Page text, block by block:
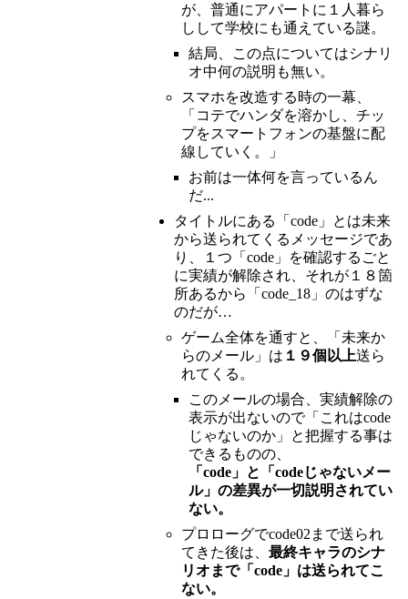
が、普通にアパートに１人暮ら
しして学校にも通えている謎。
結局、この点についてはシナリ
オ中何の説明も無い。
スマホを改造する時の一幕、
「コテでハンダを溶かし、チッ
プをスマートフォンの基盤に配
線していく。」
お前は一体何を言っているん
だ...
タイトルにある「code」とは未来
から送られてくるメッセージであ
り、１つ「code」を確認するごと
に実績が解除され、それが１８箇
所あるから「code_18」のはずな
のだが…
ゲーム全体を通すと、「未来か
らのメール」は １９個以上送ら
れてくる。
このメールの場合、実績解除の
表示が出ないので「これはcode
じゃないのか」と把握する事は
できるものの、
「code」と「codeじゃないメー
ル」の差異が一切説明されてい
ない。
プロローグでcode02まで送られ
てきた後は、 最終キャラのシナ
リオまで「code」は送られてこ
ない。